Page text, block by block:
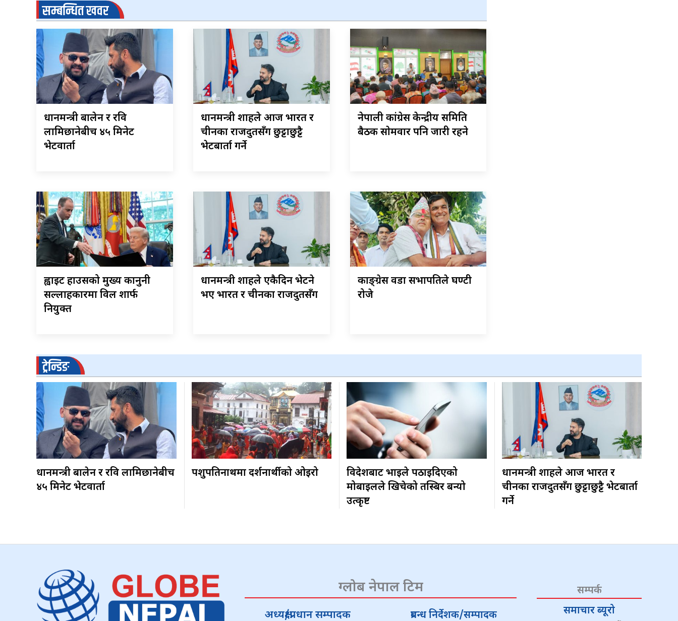
सम्बन्धित खवर
प्रधानमन्त्री बालेन र रवि
लामिछानेबीच ४५ मिनेट
भेटवार्ता
प्रधानमन्त्री शाहले आज भारत र
चीनका राजदुतसँग छुट्टाछुट्टै
भेटबार्ता गर्ने
नेपाली कांग्रेस केन्द्रीय समिति
बैठक साेमवार पनि जारी रहने
ह्वाइट हाउसको मुख्य कानुनी
सल्लाहकारमा विल शार्फ
नियुक्त
प्रधानमन्त्री शाहले एकैदिन भेटने
भए भारत र चीनका राजदुतसँग
काङ्ग्रेस वडा सभापतिले घण्टी
रोजे
ट्रेन्डिङ
प्रधानमन्त्री बालेन र रवि लामिछानेबीच
४५ मिनेट भेटवार्ता
पशुपतिनाथमा दर्शनार्थीको ओइरो
विदेशबाट भाइले पठाइदिएको
मोबाइलले खिचेको तस्बिर बन्यो
उत्कृष्ट
प्रधानमन्त्री शाहले आज भारत र
चीनका राजदुतसँग छुट्टाछुट्टै भेटबार्ता
गर्ने
ग्लोब नेपाल टिम
अध्यक्ष/प्रधान सम्पादक प्रबन्ध निर्देशक/सम्पादक
सम्पर्क
समाचार ब्यूरो